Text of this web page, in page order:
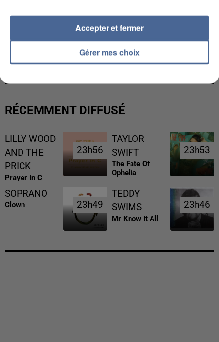
L’UN DES FONDATEURS SUPPOSÉS DE LA DZ
MAFIA INTERPELLÉ EN ALGÉRIE
RÉCEMMENT DIFFUSÉ
LILLY WOOD
AND THE
PRICK
Prayer In C
23h56
23h56
TAYLOR
SWIFT
The Fate Of
Ophelia
23h53
23h53
SOPRANO
Clown 23h49
23h49
TEDDY
SWIMS
Mr Know It All
23h46
23h46
Gérer mes choix
Accepter et fermer